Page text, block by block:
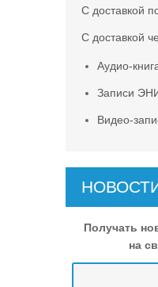
С доставкой
С доставкой
Аудио-
Записи
Видео-
Получать
на